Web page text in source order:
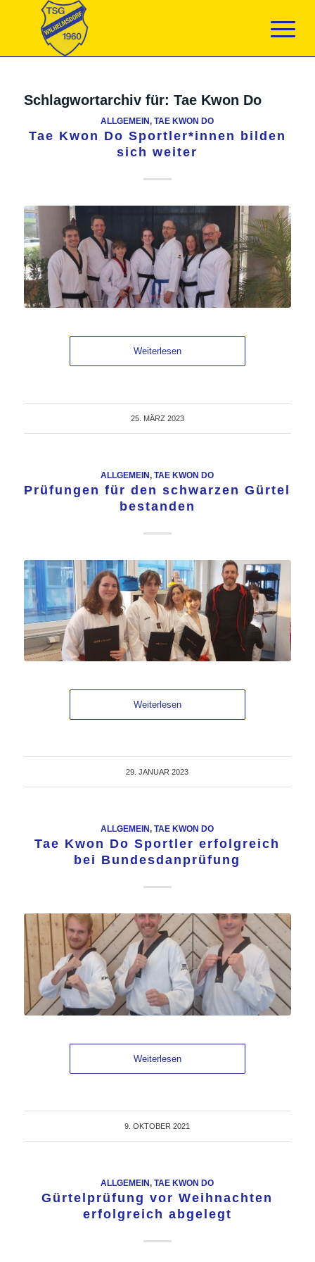
Schlagwortarchiv für: Tae Kwon Do
ALLGEMEIN,TAE KWON DO
Tae Kwon Do Sportler*innen bilden
sich weiter
Weiterlesen
25. MÄRZ 2023
ALLGEMEIN,TAE KWON DO
Prüfungen für den schwarzen Gürtel
bestanden
Weiterlesen
29. JANUAR 2023
ALLGEMEIN,TAE KWON DO
Tae Kwon Do Sportler erfolgreich
bei Bundesdanprüfung
Weiterlesen
9. OKTOBER 2021
ALLGEMEIN,TAE KWON DO
Gürtelprüfung vor Weihnachten
erfolgreich abgelegt